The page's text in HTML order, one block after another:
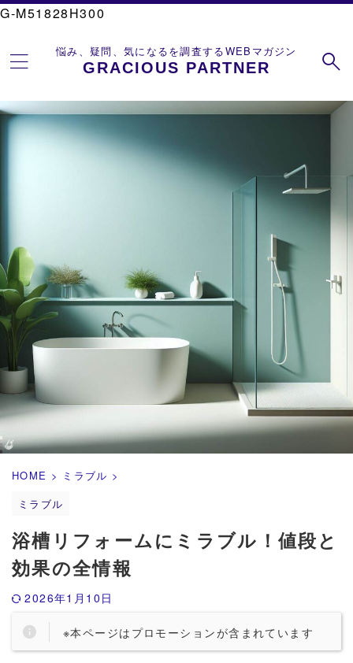
G-M51828H300
悩み、疑問、気になるを調査するWEBマガジン
GRACIOUS PARTNER
HOME > ミラブル >
ミラブル
浴槽リフォームにミラブル！値段と
効果の全情報
2026年1月10日
※本ページはプロモーションが含まれています